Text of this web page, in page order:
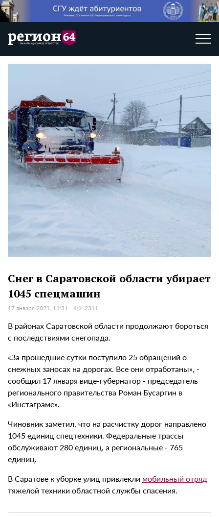
Снег в Саратовской области убирает
1045 спецмашин
17 января 2021, 11:31 2311
В районах Саратовской области продолжают бороться
с последствиями снегопада.
«За прошедшие сутки поступило 25 обращений о
снежных заносах на дорогах. Все они отработаны», -
сообщил 17 января вице-губернатор - председатель
регионального правительства Роман Бусаргин в
«Инстаграме».
Чиновник заметил, что на расчистку дорог направлено
1045 единиц спецтехники. Федеральные трассы
обслуживают 280 единиц, а региональные - 765
единиц.
В Саратове к уборке улиц привлекли мобильный отряд
тяжелой техники областной службы спасения.